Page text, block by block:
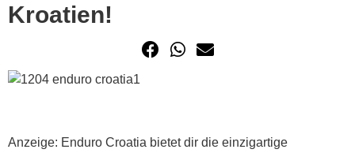
Kroatien!
Anzeige: Enduro Croatia bietet dir die einzigartige